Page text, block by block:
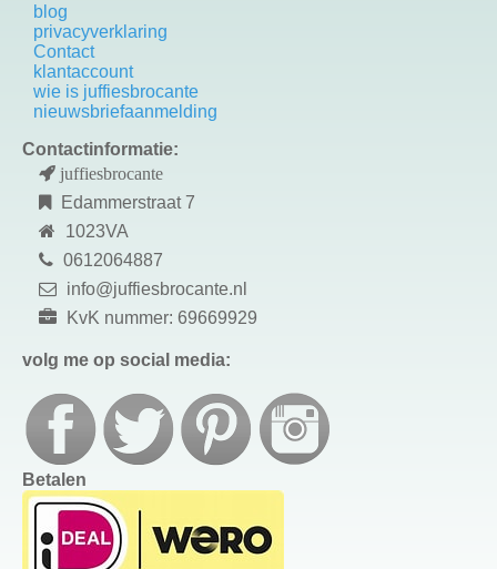
blog
privacyverklaring
Contact
k lantaccount
wie is juffiesbrocante
nieuwsbriefaanmelding
Contactinformatie:
juffiesbrocante
Edammerstraat 7
1023VA
0612064887
info@juffiesbrocante.nl
KvK nummer: 69669929
volg me op social media:
Betalen